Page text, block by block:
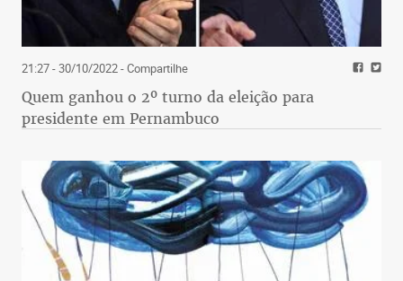
21:27 - 30/10/2022- Compartilhe
Quem ganhou o 2º turno da eleição para
presidente em Pernambuco